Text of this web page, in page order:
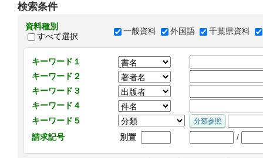
検索条件
資料種別
すべて選択
一般資料 外国語 千葉県資料
キーワード１
キーワード２
キーワード３
キーワード４
キーワード５
請求記号
別置 /